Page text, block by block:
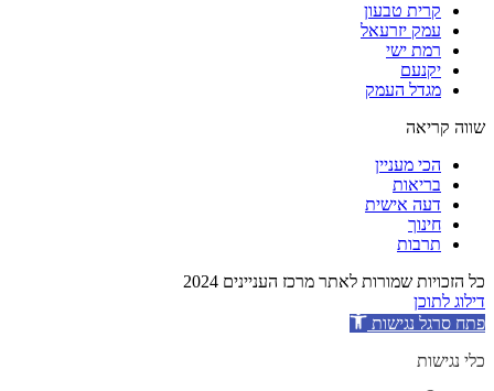
קרית טבעון
עמק יזרעאל
רמת ישי
יקנעם
מגדל העמק
שווה קריאה
הכי מעניין
בריאות
דעה אישית
חינוך
תרבות
כל הזכויות שמורות לאתר מרכז העניינים 2024
דילוג לתוכן
פתח סרגל נגישות
כלי נגישות